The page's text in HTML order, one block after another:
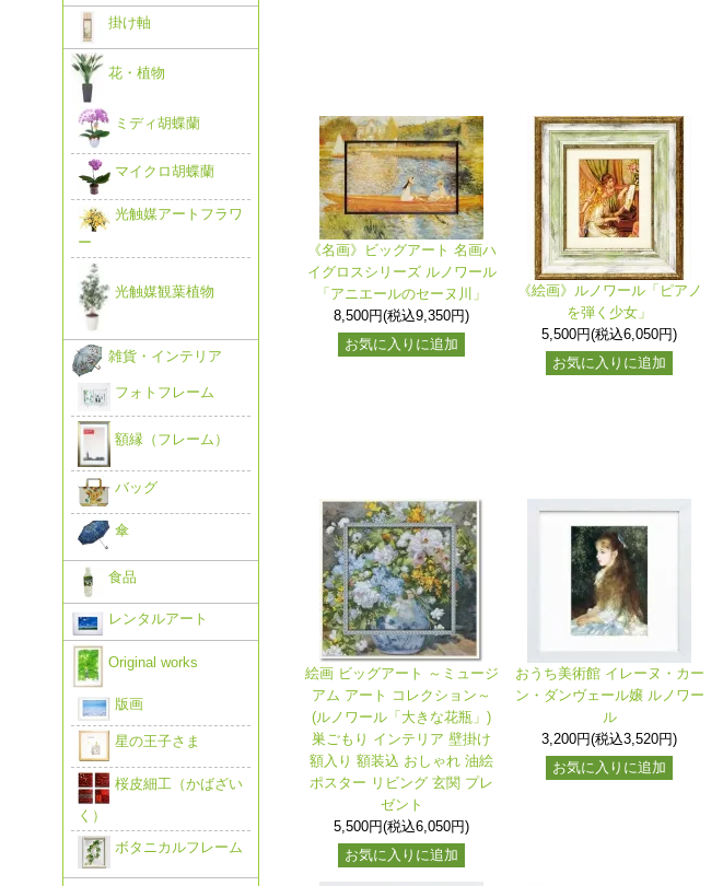
《名画》ビッグアート 名画ハ
イグロスシリーズ ルノワール
「アニエールのセーヌ川」
8,500円(税込9,350円)
お気に入りに追加
《絵画》ルノワール「ピアノ
を弾く少女」
5,500円(税込6,050円)
お気に入りに追加
絵画 ビッグアート ～ミュージ
アム アート コレクション～
(ルノワール「大きな花瓶」)
巣ごもり インテリア 壁掛け
額入り 額装込 おしゃれ 油絵
ポスター リビング 玄関 プレ
ゼント
5,500円(税込6,050円)
お気に入りに追加
おうち美術館 イレーヌ・カー
ン・ダンヴェール嬢 ルノワー
ル
3,200円(税込3,520円)
お気に入りに追加
掛け軸
花・植物
ミディ胡蝶蘭
マイクロ胡蝶蘭
光触媒アートフラワ
ー
光触媒観葉植物
雑貨・インテリア
フォトフレーム
額縁（フレーム）
バッグ
傘
食品
レンタルアート
Original works
版画
星の王子さま
桜皮細工（かばざい
く）
ボタニカルフレーム